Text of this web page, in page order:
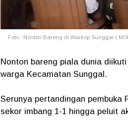
Foto : Nonton Bareng di Warkop Sunggal (
Nonton bareng piala dunia
warga Kecamatan Sunggal.
Serunya pertandingan pembuka
sekor imbang 1-1 hingga peluit